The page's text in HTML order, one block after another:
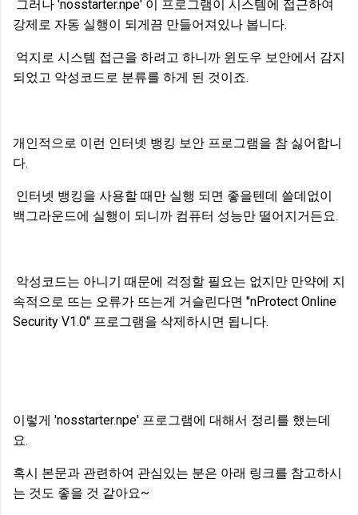
그러나 'nosstarter.npe' 이 프로그램이 시스템에 접근하여
강제로 자동 실행이 되게끔 만들어져있나 봅니다.
억지로 시스템 접근을 하려고 하니까 윈도우 보안에서 감지
되었고 악성코드로 분류를 하게 된 것이죠.
개인적으로 이런 인터넷 뱅킹 보안 프로그램을 참 싫어합니
다.
인터넷 뱅킹을 사용할 때만 실행 되면 좋을텐데 쓸데없이
백그라운드에 실행이 되니까 컴퓨터 성능만 떨어지거든요.
악성코드는 아니기 때문에 걱정할 필요는 없지만 만약에 지
속적으로 뜨는 오류가 뜨는게 거슬린다면 "nProtect Online
Security V1.0" 프로그램을 삭제하시면 됩니다.
이렇게 'nosstarter.npe' 프로그램에 대해서 정리를 했는데
요.
혹시 본문과 관련하여 관심있는 분은 아래 링크를 참고하시
는 것도 좋을 것 같아요~